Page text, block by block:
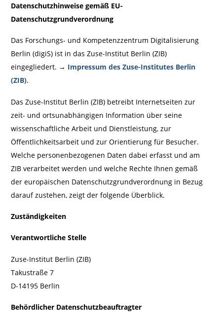
Datenschutzhinweise gemäß EU-
Datenschutzgrundverordnung
Das Forschungs- und Kompetenzzentrum Digitalisierung
Berlin (digiS) ist in das Zuse-Institut Berlin (ZIB)
eingegliedert. → Impressum des Zuse-Institutes Berlin
(ZIB).
Das Zuse-Institut Berlin (ZIB) betreibt Internetseiten zur
zeit- und ortsunabhängigen Information über seine
wissenschaftliche Arbeit und Dienstleistung, zur
Öffentlichkeitsarbeit und zur Orientierung für Besucher.
Welche personenbezogenen Daten dabei erfasst und am
ZIB verarbeitet werden und welche Rechte Ihnen gemäß
der europäischen Datenschutzgrundverordnung in Bezug
darauf zustehen, zeigt der folgende Überblick.
Zuständigkeiten
Verantwortliche Stelle
Zuse-Institut Berlin (ZIB)
Takustraße 7
D-14195 Berlin
Behördlicher Datenschutzbeauftragter